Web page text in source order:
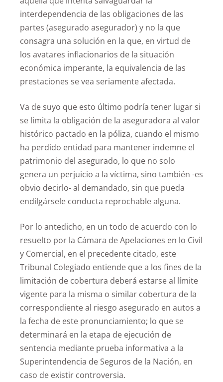
interdependencia de las obligaciones de las
partes (asegurado asegurador) y no la que
consagra una solución en la que, en virtud de
los avatares inflacionarios de la situación
económica imperante, la equivalencia de las
prestaciones se vea seriamente afectada.
Va de suyo que esto último podría tener lugar si
se limita la obligación de la aseguradora al valor
histórico pactado en la póliza, cuando el mismo
ha perdido entidad para mantener indemne el
patrimonio del asegurado, lo que no solo
genera un perjuicio a la víctima, sino también -es
obvio decirlo- al demandado, sin que pueda
endilgársele conducta reprochable alguna.
Por lo antedicho, en un todo de acuerdo con lo
resuelto por la Cámara de Apelaciones en lo Civil
y Comercial, en el precedente citado, este
Tribunal Colegiado entiende que a los fines de la
limitación de cobertura deberá estarse al límite
vigente para la misma o similar cobertura de la
correspondiente al riesgo asegurado en autos a
la fecha de este pronunciamiento; lo que se
determinará en la etapa de ejecución de
sentencia mediante prueba informativa a la
Superintendencia de Seguros de la Nación, en
caso de existir controversia.